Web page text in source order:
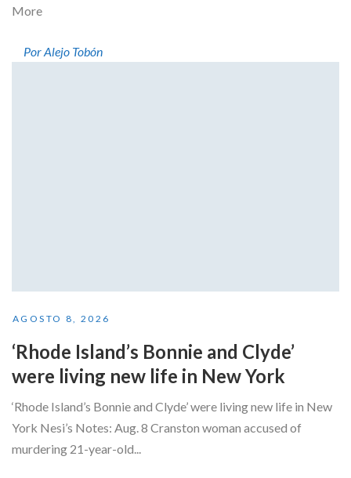
More
Por Alejo Tobón
AGOSTO 8, 2026
‘Rhode Island’s Bonnie and Clyde’
were living new life in New York
‘Rhode Island’s Bonnie and Clyde’ were living new life in New
York Nesi’s Notes: Aug. 8 Cranston woman accused of
murdering 21-year-old...